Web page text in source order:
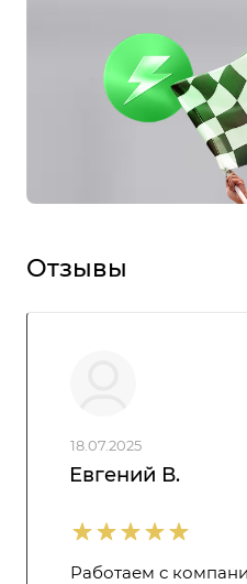
Отзывы
18.07.2025
Евгений В.
Работаем с